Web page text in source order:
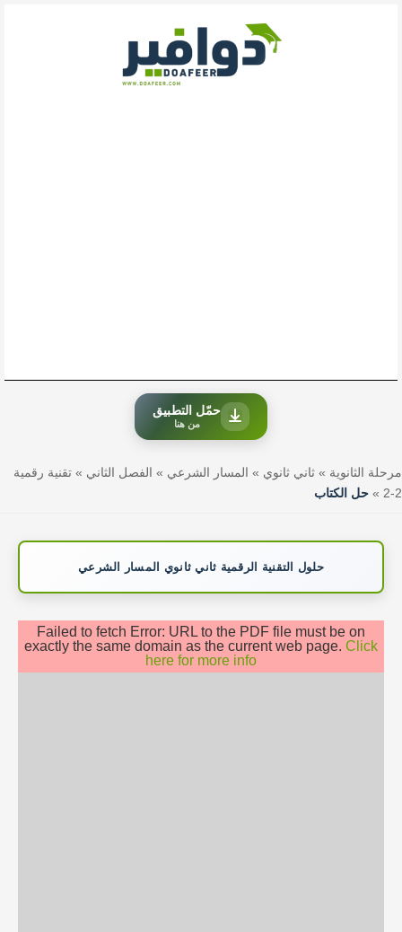
حمّل التطبيق
من هنا
مرحلة الثانوية » ثاني ثانوي » المسار الشرعي » الفصل الثاني » تقنية رقمية
2-2
» حل الكتاب
حلول التقنية الرقمية ثاني ثانوي المسار الشرعي
Failed to fetch Error: URL to the PDF file must be on
exactly the same domain as the current web page. Click
here for more info